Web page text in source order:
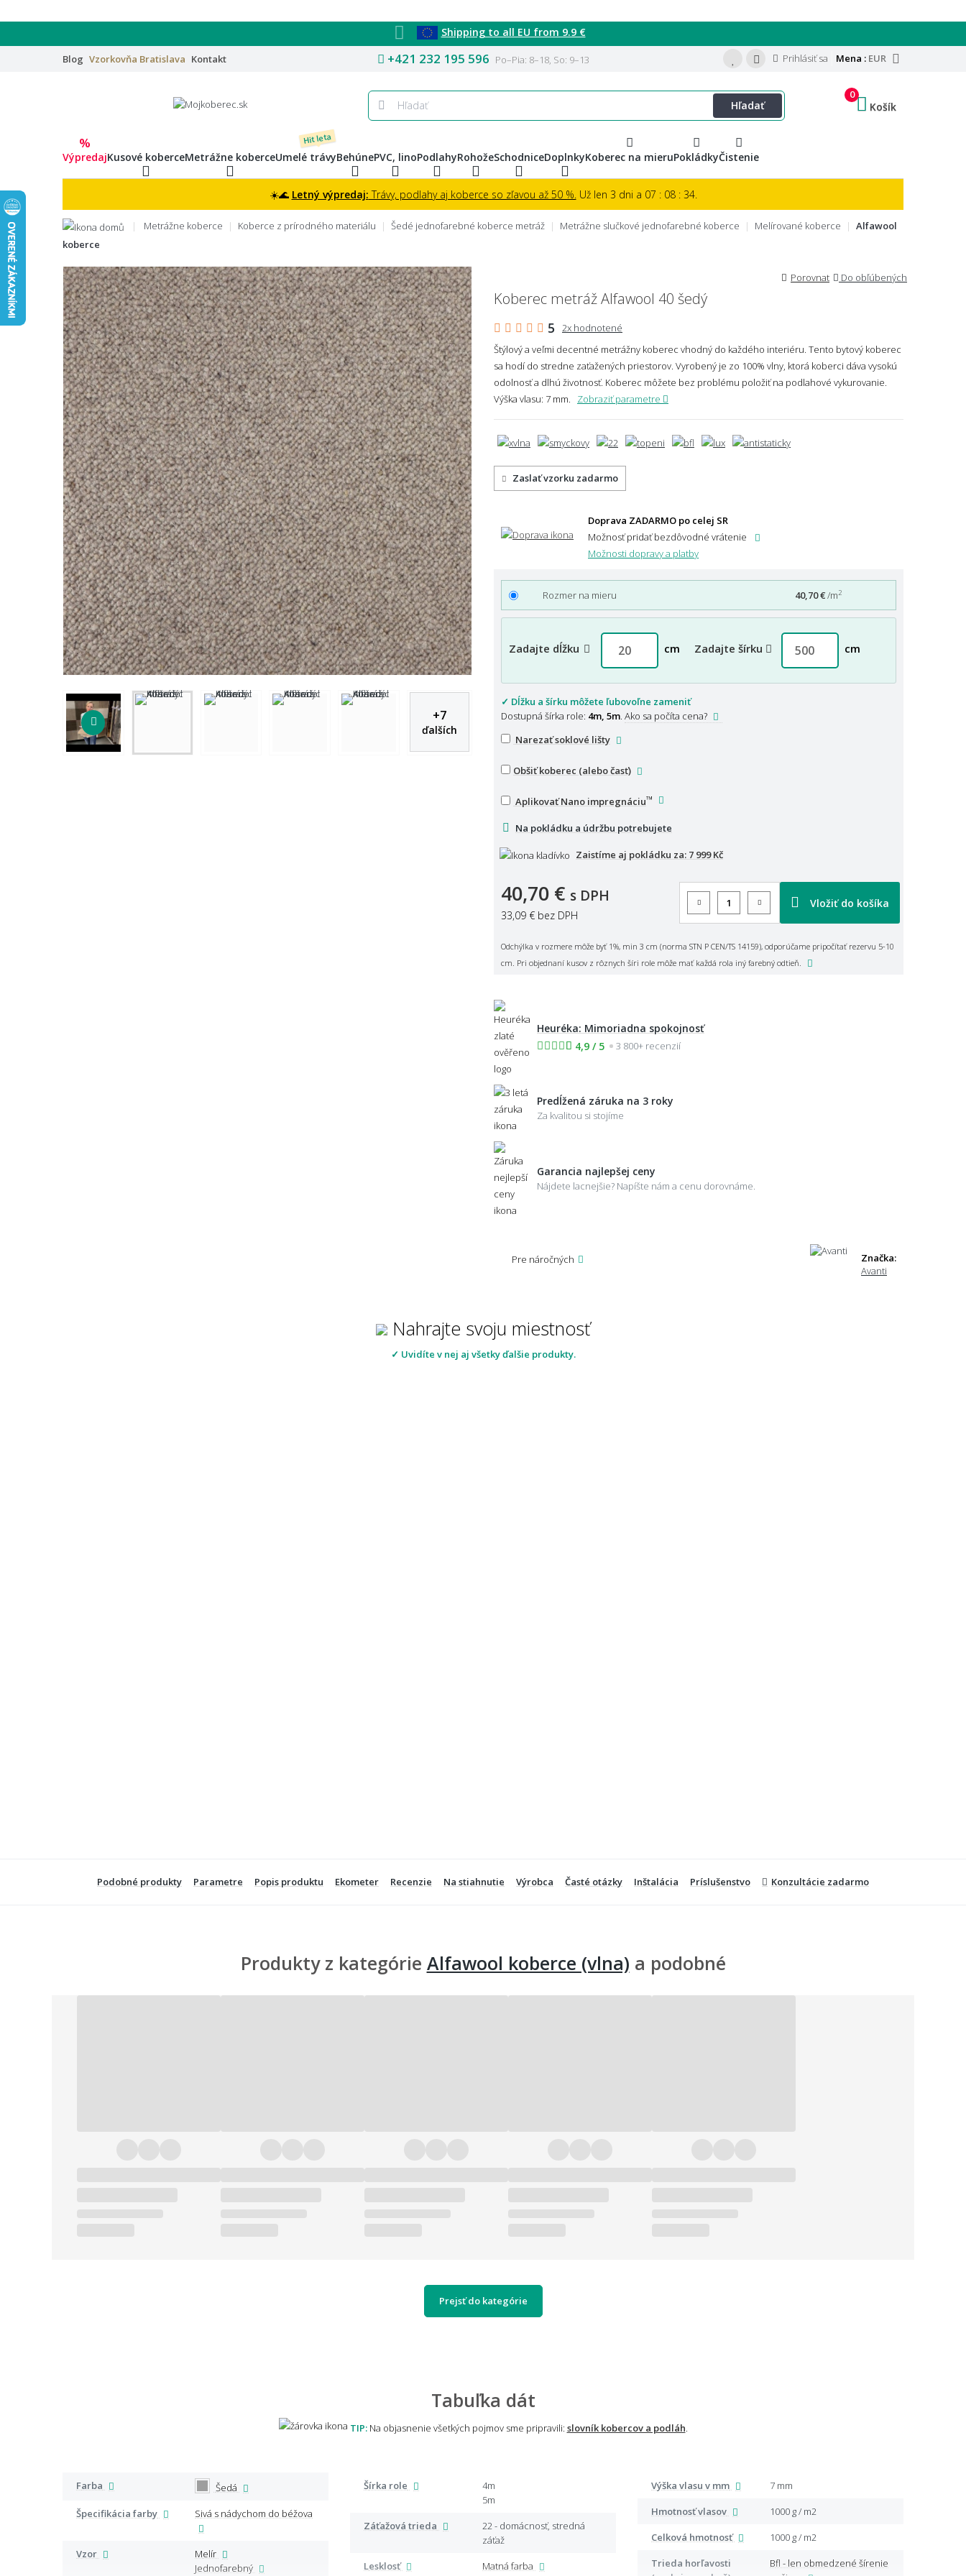
Shipping to all EU from 9.9 €
Blog Vzorkovňa Bratislava Kontakt +421 232 195 596 Po–Pia: 8–18, So: 9–13 Mena : EUR
Prihlásiť sa
Hľadať
0
Košík
%
VýpredajKusové koberceMetrážne koberce
Hit leta
Umelé trávyBehúnePVC, linoPodlahyRohožeSchodniceDoplnkyKoberec na mieruPokládkyČistenie
☀️🌊 Letný výpredaj: Trávy, podlahy aj koberce so zľavou až 50 %. Už len 3 dni a 07 : 08 : 33.
Metrážne koberce Koberce z prírodného materiálu Šedé jednofarebné koberce metráž Metrážne slučkové jednofarebné koberce Melírované koberce
Alfawool
koberce
Porovnat Do obľúbených
+7
ďalších
Koberec metráž Alfawool 40 šedý
5
2x hodnotené
Štýlový a veľmi decentné metrážny koberec vhodný do každého interiéru. Tento bytový koberec
sa hodí do stredne zaťažených priestorov. Vyrobený je zo 100% vlny, ktorá koberci dáva vysokú
odolnosť a dlhú životnosť. Koberec môžete bez problému položiť na podlahové vykurovanie.
Výška vlasu: 7 mm.
Zobraziť parametre
Zaslať vzorku zadarmo
Doprava ZADARMO po celej SR
Možnosť pridať bezdôvodné vrátenie
Možnosti dopravy a platby
Rozmer na mieru 40,70 €/m2
Zadajte dĺžku cm Zadajte šírku cm
✓ Dĺžku a šírku môžete ľubovoľne zameniť
Dostupná šírka role: 4m, 5m Ako sa počíta cena?
Narezať soklové lišty
Obšiť koberec (alebo časť)
Na pokládku a údržbu potrebujete
Aplikovať Nano impregnáciu™
Zaistíme aj pokládku za: 7 999 Kč
40,70 € s DPH
33,09 € bez DPH
Vložiť do košíka
Odchýlka v rozmere môže byť 1%, min 3 cm (norma STN P CEN/TS 14159), odporúčame pripočítať rezervu 5-10
cm. Pri objednaní kusov z rôznych šíri role môže mať každá rola iný farebný odtieň.
Heuréka: Mimoriadna spokojnosť
4,9 / 5
3 800+ recenzií
Predĺžená záruka na 3 roky
Za kvalitou si stojíme
Garancia najlepšej ceny
Nájdete lacnejšie? Napíšte nám a cenu dorovnáme.
Pre náročných
Značka:
Avanti
Nahrajte svoju miestnosť
✓ Uvidíte v nej aj všetky ďalšie produkty.
Podobné produkty Parametre Popis produktu Ekometer Recenzie Na stiahnutie Výrobca Časté otázky Inštalácia Príslušenstvo Konzultácie zadarmo
Produkty z kategórie Alfawool koberce (vlna) a podobné
Prejsť do kategórie
Tabuľka dát
TIP:Na objasnenie všetkých pojmov sme pripravili: slovník kobercov a podláh
Farba
Šedá
Špecifikácia farby
Sivá s nádychom do béžova
Vzor
Melír
Jednofarebný
Šírka role
4m
5m
Záťažová trieda
22 - domácnosť, stredná
záťaž
Lesklosť
Matná farba
Výška vlasu v mm
7 mm
Hmotnosť vlasov
1000 g / m2
Celková hmotnosť
1000 g / m2
Trieda horľavosti
Bfl - len obmedzené šírenie